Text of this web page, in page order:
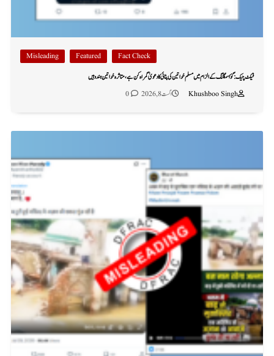
Fact Check
Featured
Misleading
فیکٹ چیک: گؤ اسمگلنگ کے الزام میں مسلم خواتین کی پٹائی کا دعویٰ گمراہ کن ہے، متاثرہ خواتین ہندو ہیں
Khushboo Singh
اگست 8, 2026 0